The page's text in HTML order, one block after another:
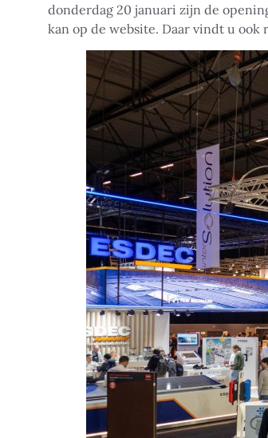
donderdag 20 januari zijn de
kan op de website. Daar vindt u ook